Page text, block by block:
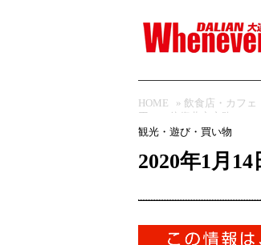
HOME » 飲食店・カフェ
観光・遊び・買い物
2020年1月